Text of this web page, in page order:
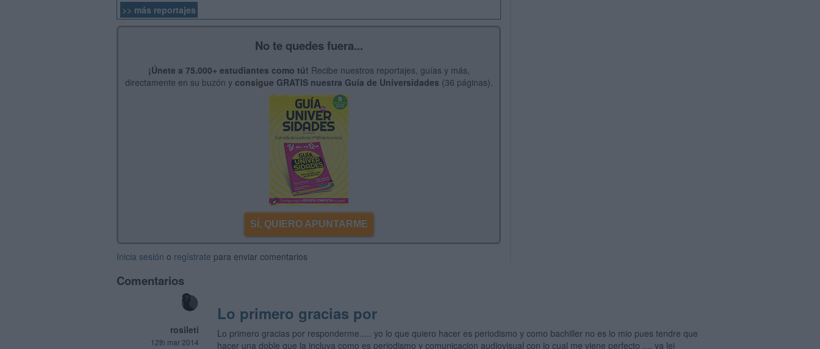
>> más reportajes
No te quedes fuera...
¡Únete a 75.000+ estudiantes como tú! Recibe nuestros reportajes, guías y más,
directamente en su buzón y consigue GRATIS nuestra Guía de Universidades (36 páginas).
SÍ, QUIERO APUNTARME
Inicia sesión o regístrate para enviar comentarios
Comentarios
rosileti
12th mar 2014
Lo primero gracias por
Lo primero gracias por responderme..... yo lo que quiero hacer es periodismo y como bachiller no es lo mio pues tendre que
hacer una doble que la incluya como es periodismo y comunicacion audiovisual con lo cual me viene perfecto .... ya lei